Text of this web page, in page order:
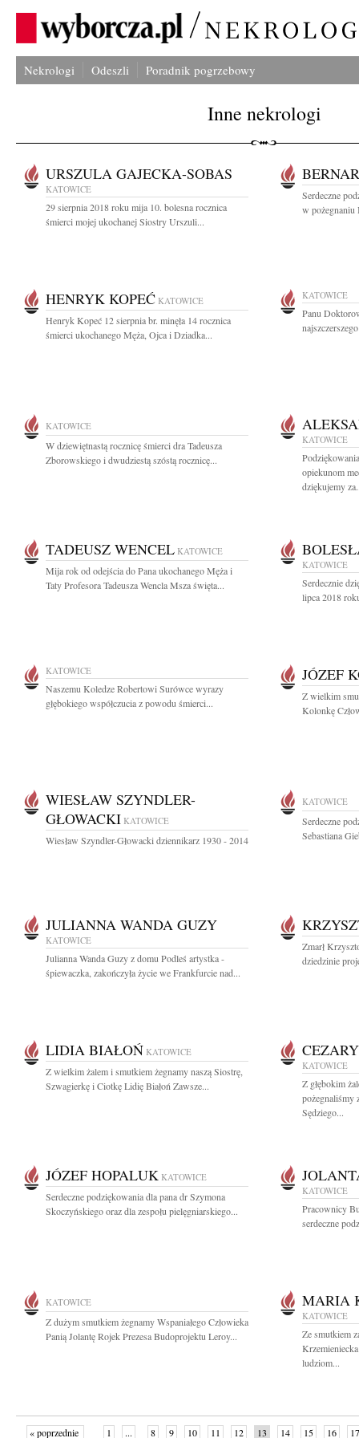
Nekrologi Odeszli Poradnik pogrzebowy
Inne nekrologi
URSZULA GAJECKA-SOBAS
KATOWICE
29 sierpnia 2018 roku mija 10. bolesna rocznica
śmierci mojej ukochanej Siostry Urszuli...
Serdeczne
w pożegnaniu
HENRYK KOPEĆ KATOWICE
Henryk Kopeć 12 sierpnia br. minęła 14 rocznica
śmierci ukochanego Męża, Ojca i Dziadka...
KATOWICE
Panu
KATOWICE
W dziewiętnastą rocznicę śmierci dra Tadeusza
Zborowskiego i dwudziestą szóstą rocznicę...
KATOWICE
opiekunom
dziękujemy
TADEUSZ WENCEL KATOWICE
Mija rok od odejścia do Pana ukochanego Męża i
Taty Profesora Tadeusza Wencla Msza święta...
KATOWICE
Serdecznie
lipca 2018
KATOWICE
Naszemu Koledze Robertowi Surówce wyrazy
głębokiego współczucia z powodu śmierci...
JÓZEF
Z wielkim
Kolonkę
WIESŁAW SZYNDLER-
GŁOWACKI KATOWICE
Wiesław Szyndler-Głowacki dziennikarz 1930 - 2014
KATOWICE
Serdeczne
Sebastiana
JULIANNA WANDA GUZY
KATOWICE
Julianna Wanda Guzy z domu Podleś artystka -
śpiewaczka, zakończyła życie we Frankfurcie nad...
Zmarł
dziedzinie
LIDIA BIAŁOŃ KATOWICE
Z wielkim żalem i smutkiem żegnamy naszą Siostrę,
Szwagierkę i Ciotkę Lidię Białoń Zawsze...
KATOWICE
Z głębokim
pożegnaliśmy
Sędziego...
JÓZEF HOPALUK KATOWICE
Serdeczne podziękowania dla pana dr Szymona
Skoczyńskiego oraz dla zespołu pielęgniarskiego...
KATOWICE
Pracownicy
serdeczne
KATOWICE
Z dużym smutkiem żegnamy Wspaniałego Człowieka
Panią Jolantę Rojek Prezesa Budoprojektu Leroy...
MARIA
KATOWICE
Ze smutkiem
ludziom...
« poprzednie 1 ... 8 9 10 11 12 13 14 15 16 17